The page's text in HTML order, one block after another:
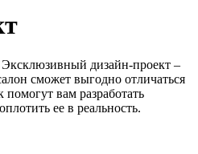
дизайн-проект –
сможет выгодно отличаться
вам разработать
ее в реальность.